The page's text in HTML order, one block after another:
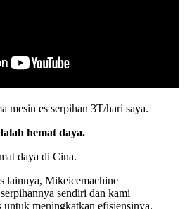
mesin es serpihan 3T/hari saya.
hemat daya.
daya di Cina.
lainnya, Mikeicemachine
sendiri dan kami
untuk meningkatkan efisiensinya.